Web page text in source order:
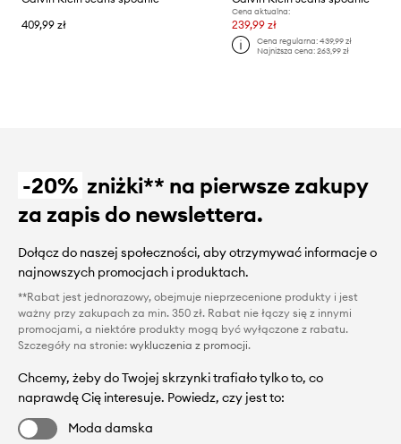
409,99 zł
Cena aktualna:
239,99 zł
Cena regularna: 439,99 zł
Najniższa cena: 263,99 zł
-20% zniżki** na pierwsze zakupy
za zapis do newslettera.
Dołącz do naszej społeczności, aby otrzymywać informacje o
najnowszych promocjach i produktach.
**Rabat jest jednorazowy, obejmuje nieprzecenione produkty i jest
ważny przy zakupach za min. 350 zł. Rabat nie łączy się z innymi
promocjami, a niektóre produkty mogą być wyłączone z rabatu.
Szczegóły na stronie: wykluczenia z promocji.
Chcemy, żeby do Twojej skrzynki trafiało tylko to, co
naprawdę Cię interesuje. Powiedz, czy jest to:
Moda damska